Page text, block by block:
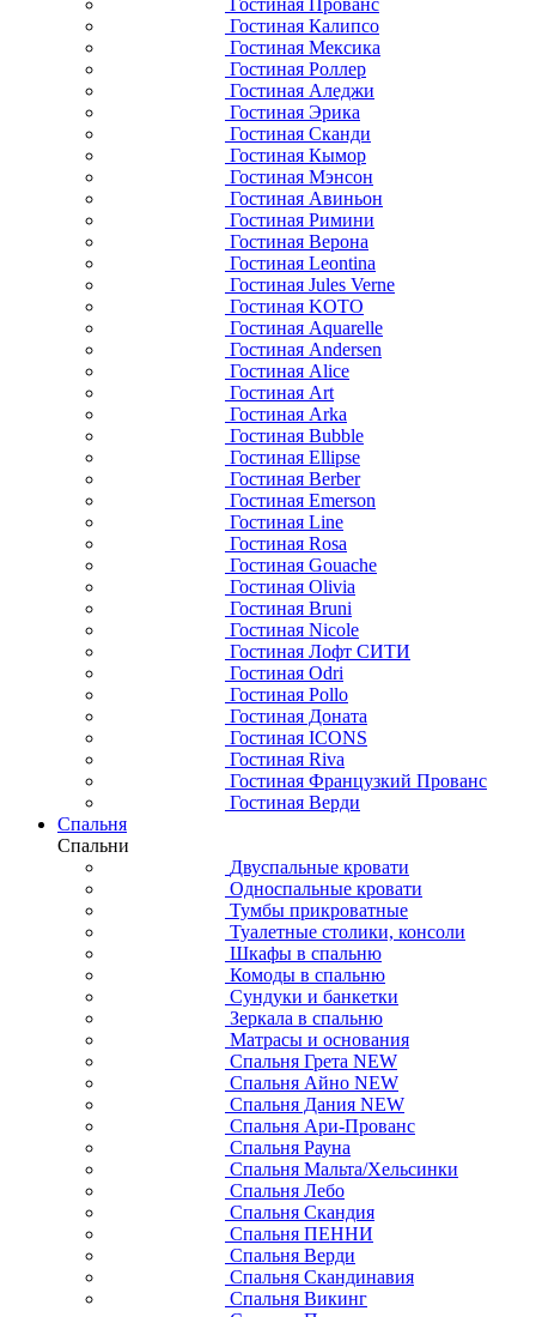
Гостиная Калипсо
Гостиная Мексика
Гостиная Роллер
Гостиная Аледжи
Гостиная Эрика
Гостиная Сканди
Гостиная Кымор
Гостиная Мэнсон
Гостиная Авиньон
Гостиная Римини
Гостиная Верона
Гостиная Leontina
Гостиная Jules Verne
Гостиная KOTO
Гостиная Aquarelle
Гостиная Andersen
Гостиная Alice
Гостиная Art
Гостиная Arka
Гостиная Bubble
Гостиная Ellipse
Гостиная Berber
Гостиная Emerson
Гостиная Line
Гостиная Rosa
Гостиная Gouache
Гостиная Olivia
Гостиная Bruni
Гостиная Nicole
Гостиная Лофт СИТИ
Гостиная Odri
Гостиная Pollo
Гостиная Доната
Гостиная ICONS
Гостиная Riva
Гостиная Французкий Прованс
Гостиная Верди
Спальня
Спальни
Двуспальные кровати
Односпальные кровати
Тумбы прикроватные
Туалетные столики, консоли
Шкафы в спальню
Комоды в спальню
Сундуки и банкетки
Зеркала в спальню
Матрасы и основания
Спальня Грета NEW
Спальня Айно NEW
Спальня Дания NEW
Спальня Ари-Прованс
Спальня Рауна
Спальня Мальта/Хельсинки
Спальня Лебо
Спальня Скандия
Спальня ПЕННИ
Спальня Верди
Спальня Скандинавия
Спальня Викинг